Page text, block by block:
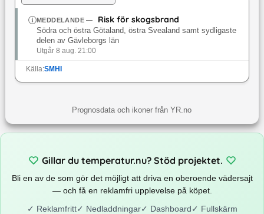
MEDDELANDE— Risk för skogsbrand
Södra och östra Götaland, östra Svealand samt sydligaste
delen av Gävleborgs län
Utgår 8 aug. 21:00
Källa:SMHI
Prognosdata och ikoner från YR.no
Gillar du temperatur.nu? Stöd projektet.
Bli en av de som gör det möjligt att driva en oberoende vädersajt
— och få en reklamfri upplevelse på köpet.
✓ Reklamfritt✓ Nedladdningar✓ Dashboard✓ Fullskärm